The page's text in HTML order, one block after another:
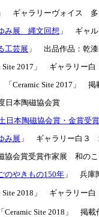
」 ギャラリーヴォイス
み展 縄文回想 」 ギャ
工芸展 」 出品作品：乾
Site 2017」 ギャラリー
「Ceramic Site 2017」
日本陶磁協会賞
日本陶磁協会賞・金賞
み展 」 ギャラリー白３
磁協会賞受賞作家展 和
のやきもの150年 」 兵庫
Site 2018」 ギャラリー
Ceramic Site 2018」 掲